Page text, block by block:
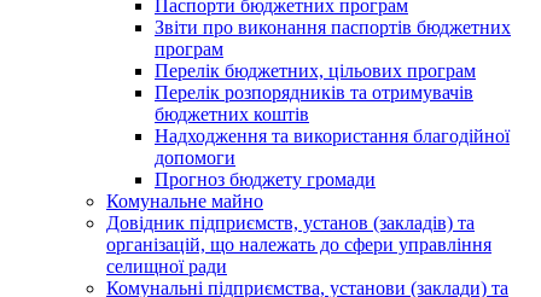
Паспорти бюджетних програм
Звіти про виконання паспортів бюджетних
програм
Перелік бюджетних, цільових програм
Перелік розпорядників та отримувачів
бюджетних коштів
Надходження та використання благодійної
допомоги
Прогноз бюджету громади
Комунальне майно
Довідник підприємств, установ (закладів) та
організацій, що належать до сфери управління
селищної ради
Комунальні підприємства, установи (заклади) та